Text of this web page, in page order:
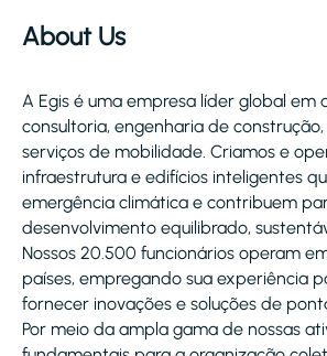
About Us
A Egis é uma empresa líder global em
consultoria, engenharia de
serviços de mobilidade. Criamos e
infraestrutura e edifícios inteligentes
emergência climática e contribuem
desenvolvimento equilibrado,
Nossos 20.500 funcionários operam
países, empregando sua experiência
fornecer inovações e soluções de
Por meio da ampla gama de nossas